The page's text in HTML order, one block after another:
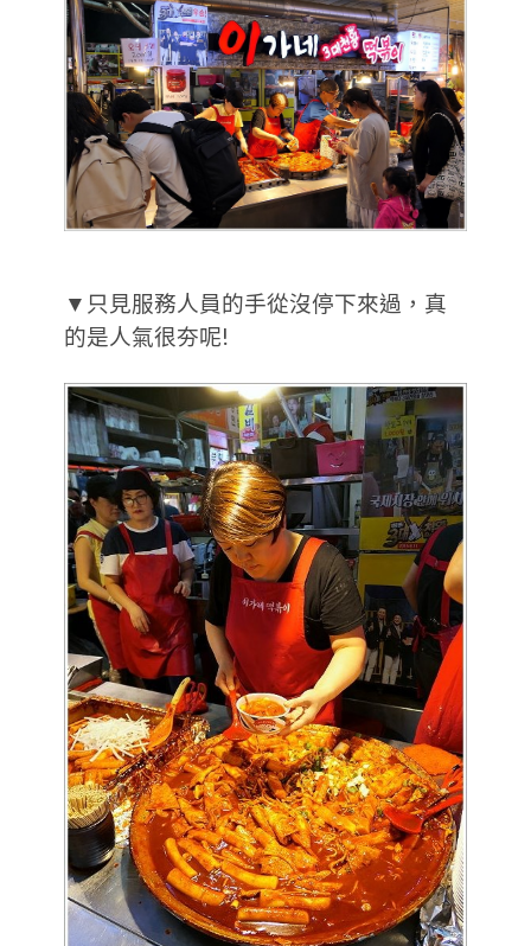
▼只見服務人員的手從沒停下來過，真
的是人氣很夯呢!